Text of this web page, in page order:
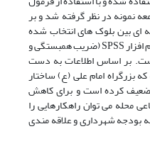
جامعه نمونه در نظر گرفته شد و بر
بین بلوک های انتخاب شده
توزیع شده و برای تحلیل اطلاعات از نرم افزار SPSS (ضریب همبستگی و
بر اساس اطلاعات به دست
بزرگراه امام علی (ع) ساختار
کرده است و برای کاهش
محله می توان راهکارهایی را
بودجه شهرداری و علاقه مندی